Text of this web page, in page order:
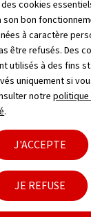
cookies
son bon
à caractère
être refusés. Des
utilisés à des fins
uniquement si
notrepolitique
.
J'ACCEPTE
JE REFUSE
a été
sécurité optimale
mesures
d'une analyse
et de Stafelter
génération et
sont
fermeture de la
maximale
jusqu'à